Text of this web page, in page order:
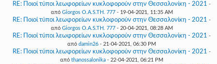
RE: Ποιοί τύποι λεωφορείων κυκλοφορούν στην Θεσσαλονίκη - 2021 -
από Giorgos O.A.S.TH. 777- 19-04-2021, 11:35 AM
RE: Ποιοί τύποι λεωφορείων κυκλοφορούν στην Θεσσαλονίκη - 2021 -
από Giorgos O.A.S.TH. 777- 20-04-2021, 08:28 AM
RE: Ποιοί τύποι λεωφορείων κυκλοφορούν στην Θεσσαλονίκη - 2021 -
από damin26 - 21-04-2021, 06:30 PM
RE: Ποιοί τύποι λεωφορείων κυκλοφορούν στην Θεσσαλονίκη - 2021 -
από thanossalonika - 22-04-2021, 06:21 PM